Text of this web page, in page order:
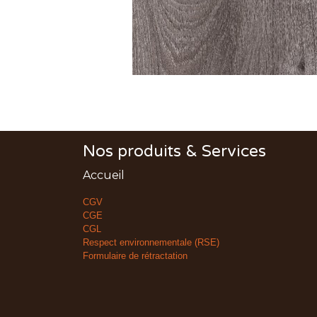
Nos produits & Services
Accueil
CGV
CGE
CGL
Respect environnementale (RSE)
Formulaire de rétractation